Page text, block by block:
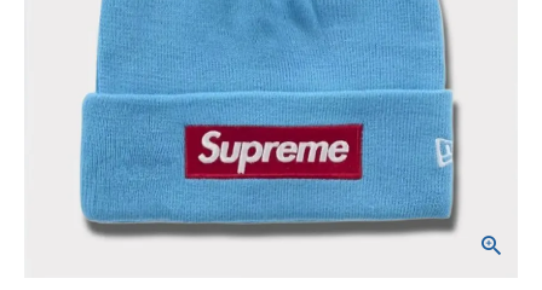
Supreme シュプ
リーム 2025AW
New Era Box
Logo Beanie ニ
ューエラ ボックス
ロゴビーニー シア
(税込)
NEW ITEMS